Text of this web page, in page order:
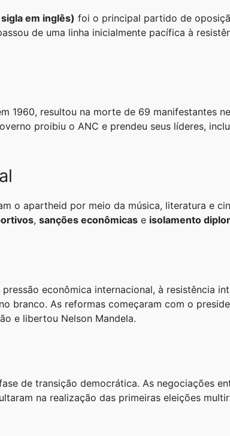
em inglês) foi o principal partido de
de uma linha inicialmente pacífica à
1960, resultou na morte de 69 manifestantes
proibiu o ANC e prendeu seus líderes,
o apartheid por meio da música, literatura e
, sanções econômicas e isolamento
econômica internacional, à resistência
branco. As reformas começaram com o
e libertou Nelson Mandela.
de transição democrática. As negociações
na realização das primeiras eleições